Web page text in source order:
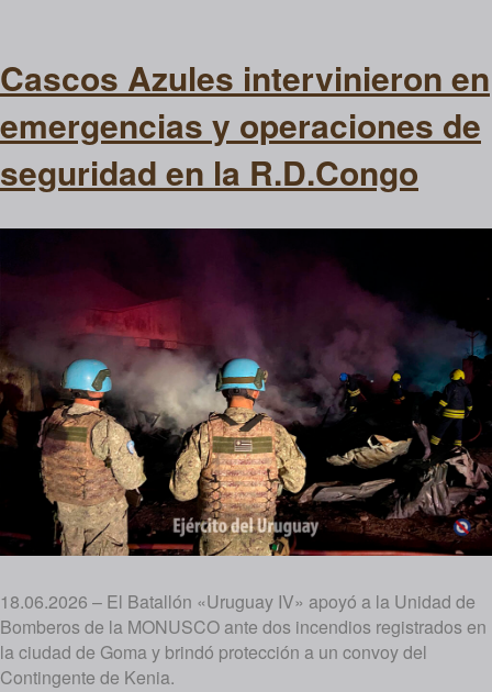
Cascos Azules intervinieron en
emergencias y operaciones de
seguridad en la R.D.Congo
18.06.2026 – El Batallón «Uruguay IV» apoyó a la Unidad de
Bomberos de la MONUSCO ante dos incendios registrados en
la ciudad de Goma y brindó protección a un convoy del
Contingente de Kenia.